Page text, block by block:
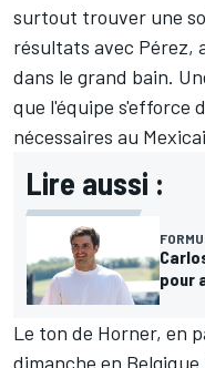
surtout trouver une
résultats avec Pérez,
dans le grand bain.
que l'équipe s'efforce
nécessaires au
Lire aussi :
pour
Le ton de Horner, en
dimanche en